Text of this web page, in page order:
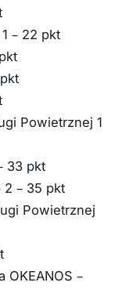
– 22 pkt
Powietrznej 1
33 pkt
2 – 35 pkt
Powietrznej
OKEANOS –